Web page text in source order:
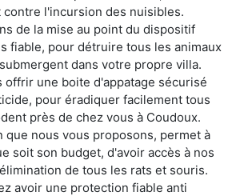
l'incursion des nuisibles.
de la mise au point du dispositif
fiable, pour détruire tous les animaux
dans votre propre villa.
offrir une boite d'appatage sécurisé
pour éradiquer facilement tous
près de chez vous à Coudoux.
que nous vous proposons, permet à
soit son budget, d'avoir accès à nos
de tous les rats et souris.
avoir une protection fiable anti